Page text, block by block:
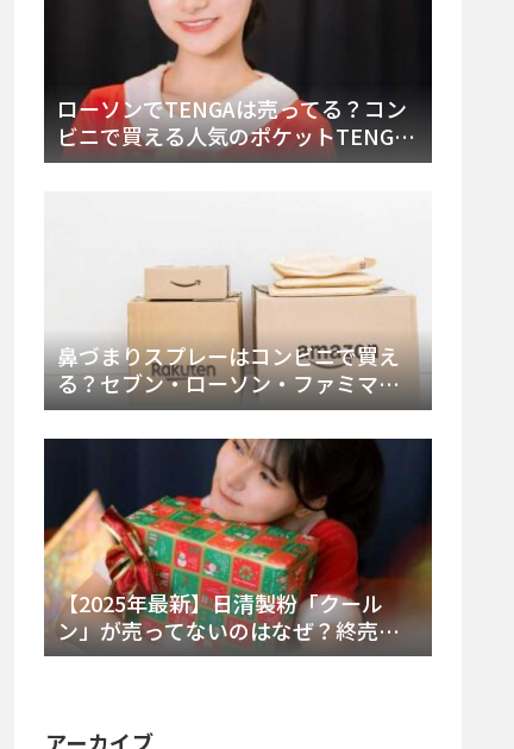
ローソンでTENGAは売ってる？コン
ビニで買える人気のポケットTENGA
とエッグの取り扱い店舗と陳列場所
鼻づまりスプレーはコンビニで買え
る？セブン・ローソン・ファミマの
販売時間と主要製品を徹底解説
【2025年最新】日清製粉「クール
ン」が売ってないのはなぜ？終売の
真相とレアチーズケーキ代替品・再
アーカイブ